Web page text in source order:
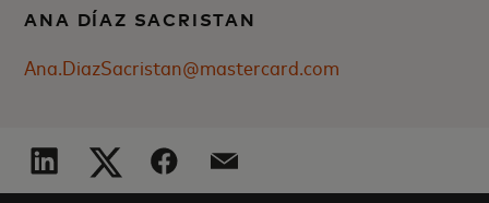
ANA DÍAZ SACRISTAN
Ana.DiazSacristan@mastercard.com